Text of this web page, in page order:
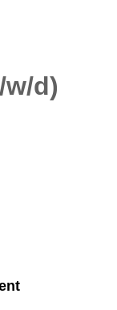
d)